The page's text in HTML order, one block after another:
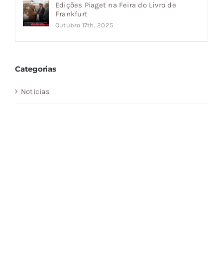
Edições Piaget na Feira do Livro de
Frankfurt
Outubro 17th, 2025
Categorias
Noticias